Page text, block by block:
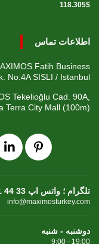
118.305$
اطلاعات تماس
Fatih Business
No:4A SISLI / Istanbul
Tekelioğlu Cad. 90A,
Terra City Mall (100m)
+90 532 251 44 33 تلگرام ؛ واتس اپ
info@maximosturkey.com
دوشنبه - شنبه
9:00 - 19:00